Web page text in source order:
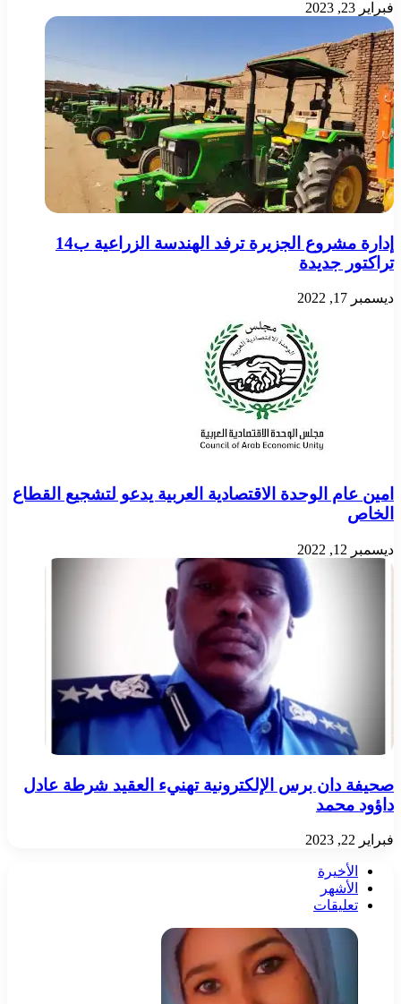
فبراير 23, 2023
إدارة مشروع الجزيرة ترفد الهندسة الزراعية ب14
تراكتور جديدة
ديسمبر 17, 2022
امين عام الوحدة الاقتصادية العربية يدعو لتشجيع القطاع
الخاص
ديسمبر 12, 2022
صحيفة دان برس الإلكترونية تهنيء العقيد شرطة عادل
داؤود محمد
فبراير 22, 2023
الأخيرة
الأشهر
تعليقات